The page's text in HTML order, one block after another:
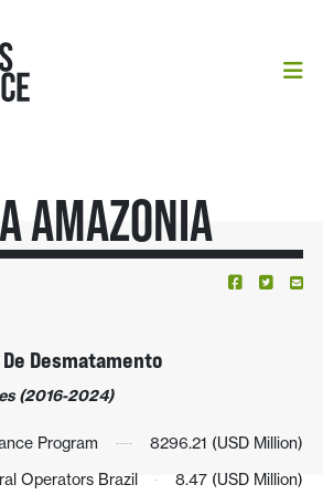
Amazonia
Desmatamento
(2016-2024)
Program
8296.21 (USD Million)
Operators Brazil
8.47 (USD Million)